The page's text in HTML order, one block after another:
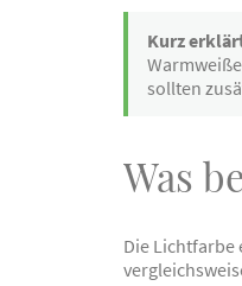
Kurz
sollten
Was
Die Lichtfarbe